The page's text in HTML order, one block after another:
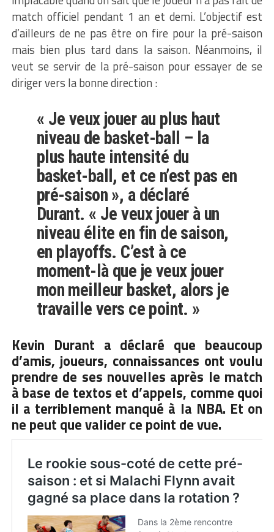
match officiel pendant 1 an et demi. L’objectif est
d’ailleurs de ne pas être on fire pour la pré-saison
mais bien plus tard dans la saison. Néanmoins, il
veut se servir de la pré-saison pour essayer de se
diriger vers la bonne direction :
« Je veux jouer au plus haut
niveau de basket-ball – la
plus haute intensité du
basket-ball, et ce n’est pas en
pré-saison », a déclaré
Durant. « Je veux jouer à un
niveau élite en fin de saison,
en playoffs. C’est à ce
moment-là que je veux jouer
mon meilleur basket, alors je
travaille vers ce point. »
Kevin Durant a déclaré que beaucoup
d’amis, joueurs, connaissances ont voulu
prendre de ses nouvelles après le match
à base de textos et d’appels, comme quoi
il a terriblement manqué à la NBA. Et on
ne peut que valider ce point de vue.